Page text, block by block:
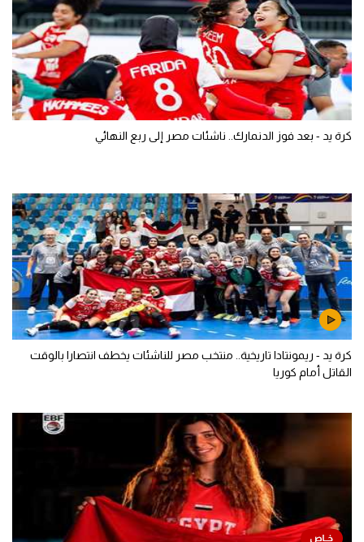
كرة يد - بعد فوز الدنمارك.. ناشئات مصر إلى ربع النهائي
كرة يد - ريمونتادا تاريخية.. منتخب مصر للناشئات يخطف انتصارا بالوقت
القاتل أمام كوريا